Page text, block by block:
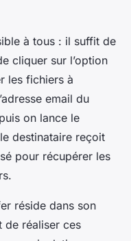
à tous : il suffit de
cliquer sur l’option
les fichiers à
email du
on lance le
destinataire reçoit
pour récupérer les
réside dans son
de réaliser ces